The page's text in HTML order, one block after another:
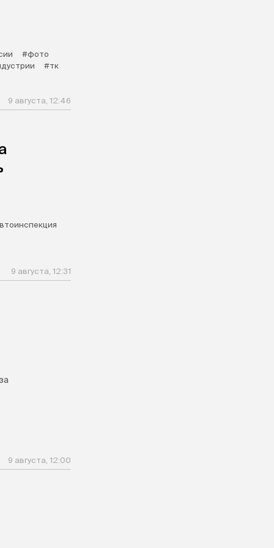
#фото
#тк
9 августа, 12:46
9 августа, 12:31
9 августа, 12:00